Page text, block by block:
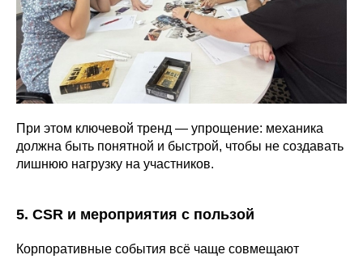
При этом ключевой тренд — упрощение: механика
должна быть понятной и быстрой, чтобы не создавать
лишнюю нагрузку на участников.
5. CSR и мероприятия с пользой
Корпоративные события всё чаще совмещают